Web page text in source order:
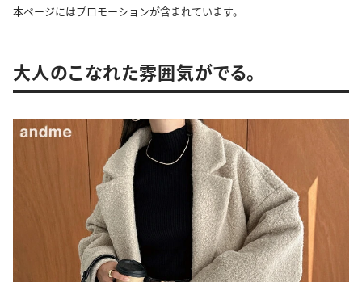
本ページにはプロモーションが含まれています。
大人のこなれた雰囲気がでる。